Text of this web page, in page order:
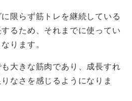
限らず筋トレを継続している
るため、それまでに使ってい
ります。
大きな筋肉であり、成長すれ
なさを感じるようになりま